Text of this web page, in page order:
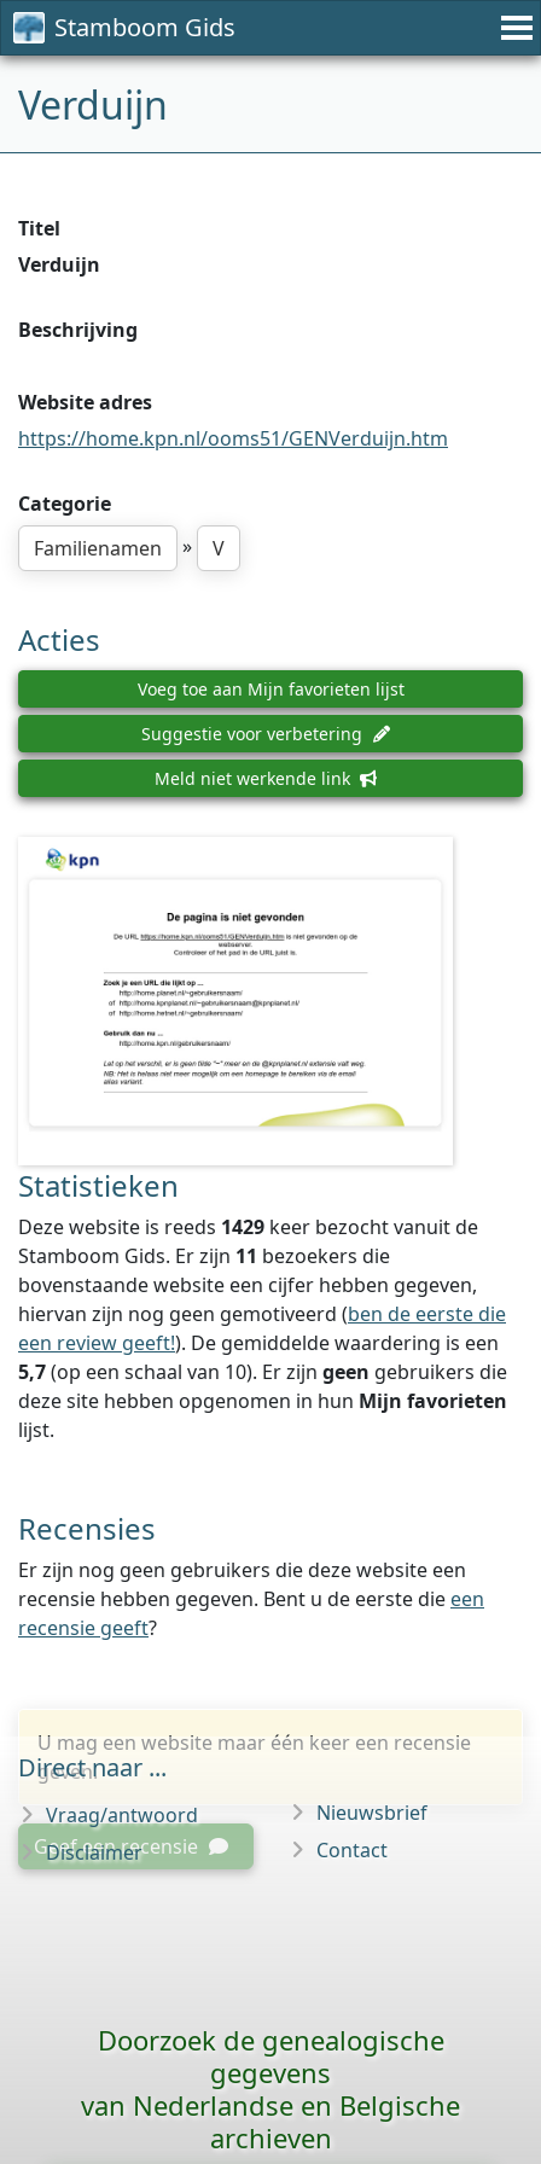
Stamboom Gids
Verduijn
Titel
Verduijn
Beschrijving
Website adres
https://home.kpn.nl/ooms51/GENVerduijn.htm
Categorie
Familienamen
» V
Acties
Voeg toe aan Mijn favorieten lijst
Suggestie voor verbetering
Meld niet werkende link
Statistieken
Deze website is reeds 1429 keer bezocht vanuit de
Stamboom Gids. Er zijn 11 bezoekers die
bovenstaande website een cijfer hebben gegeven,
hiervan zijn nog geen gemotiveerd (ben de eerste die
een review geeft!). De gemiddelde waardering is een
5,7(op een schaal van 10). Er zijn geen gebruikers die
deze site hebben opgenomen in hun Mijn favorieten
lijst.
Recensies
Er zijn nog geen gebruikers die deze website een
recensie hebben gegeven. Bent u de eerste die een
recensie geeft?
U mag een website maar één keer een recensie
geven.
Geef een recensie
Direct naar ...
Vraag/antwoord
Disclaimer
Nieuwsbrief
Contact
Doorzoek de genealogische
gegevens
van Nederlandse en Belgische
archieven